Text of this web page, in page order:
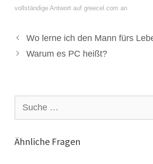
vollständige Antwort auf greecel.com an
Wo lerne ich den Mann fürs
Warum es PC heißt?
nach:
Ähnliche Fragen